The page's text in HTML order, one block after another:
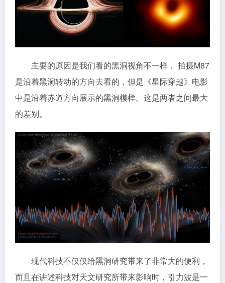
主要的原因是我们看的黑洞视角不一样， 拍摄M87
是沿着黑洞转动的方向去看的，但是《星际穿越》电影
中是沿着赤道方向展示的黑洞模样。这是两者之间最大
的差别。
现代科技不仅仅给黑洞研究带来了非常大的便利，
而且在讲述科技对天文研究所带来影响时，引力波是一